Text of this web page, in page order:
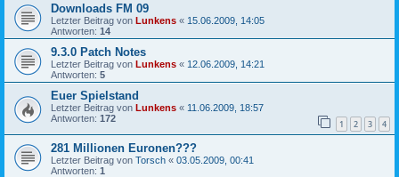
Downloads FM 09
Letzter Beitrag von Lunkens « 15.06.2009, 14:05
Antworten: 14
9.3.0 Patch Notes
Letzter Beitrag von Lunkens « 12.06.2009, 14:21
Antworten: 5
Euer Spielstand
Letzter Beitrag von Lunkens « 11.06.2009, 18:57
Antworten: 172 1 2 3 4
281 Millionen Euronen???
Letzter Beitrag von Torsch « 03.05.2009, 00:41
Antworten: 1